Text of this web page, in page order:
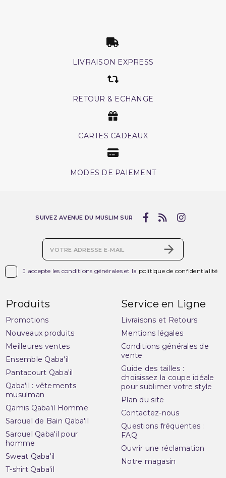
LIVRAISON EXPRESS
RETOUR & ECHANGE
CARTES CADEAUX
MODES DE PAIEMENT
J'accepte les conditions générales et la politique de confidentialité
SUIVEZ AVENUE DU MUSLIM SUR
Produits
Promotions
Nouveaux produits
Meilleures ventes
Ensemble Qaba'il
Pantacourt Qaba'il
Qaba'il : vêtements
musulman
Qamis Qaba'il Homme
Sarouel de Bain Qaba'il
Sarouel Qaba'il pour
homme
Sweat Qaba'il
T-shirt Qaba'il
Service en Ligne
Livraisons et Retours
Mentions légales
Conditions générales de
vente
Guide des tailles :
choisissez la coupe idéale
pour sublimer votre style
Plan du site
Contactez-nous
Questions fréquentes :
FAQ
Ouvrir une réclamation
Notre magasin